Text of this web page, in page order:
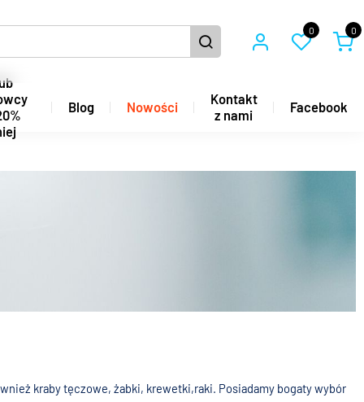
0 0
Blog Nowości
Kontakt
z nami
Facebook
kraby tęczowe, żabki, krewetki,raki. Posiadamy bogaty wybór